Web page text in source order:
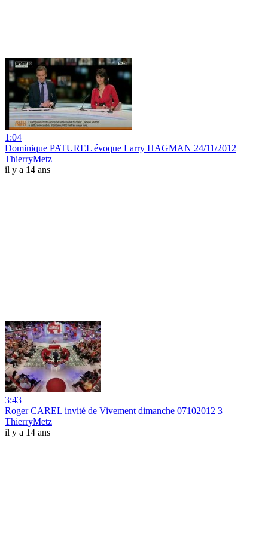
1:04
Dominique PATUREL évoque Larry HAGMAN 24/11/2012
ThierryMetz
il y a 14 ans
3:43
Roger CAREL invité de Vivement dimanche 07102012 3
ThierryMetz
il y a 14 ans